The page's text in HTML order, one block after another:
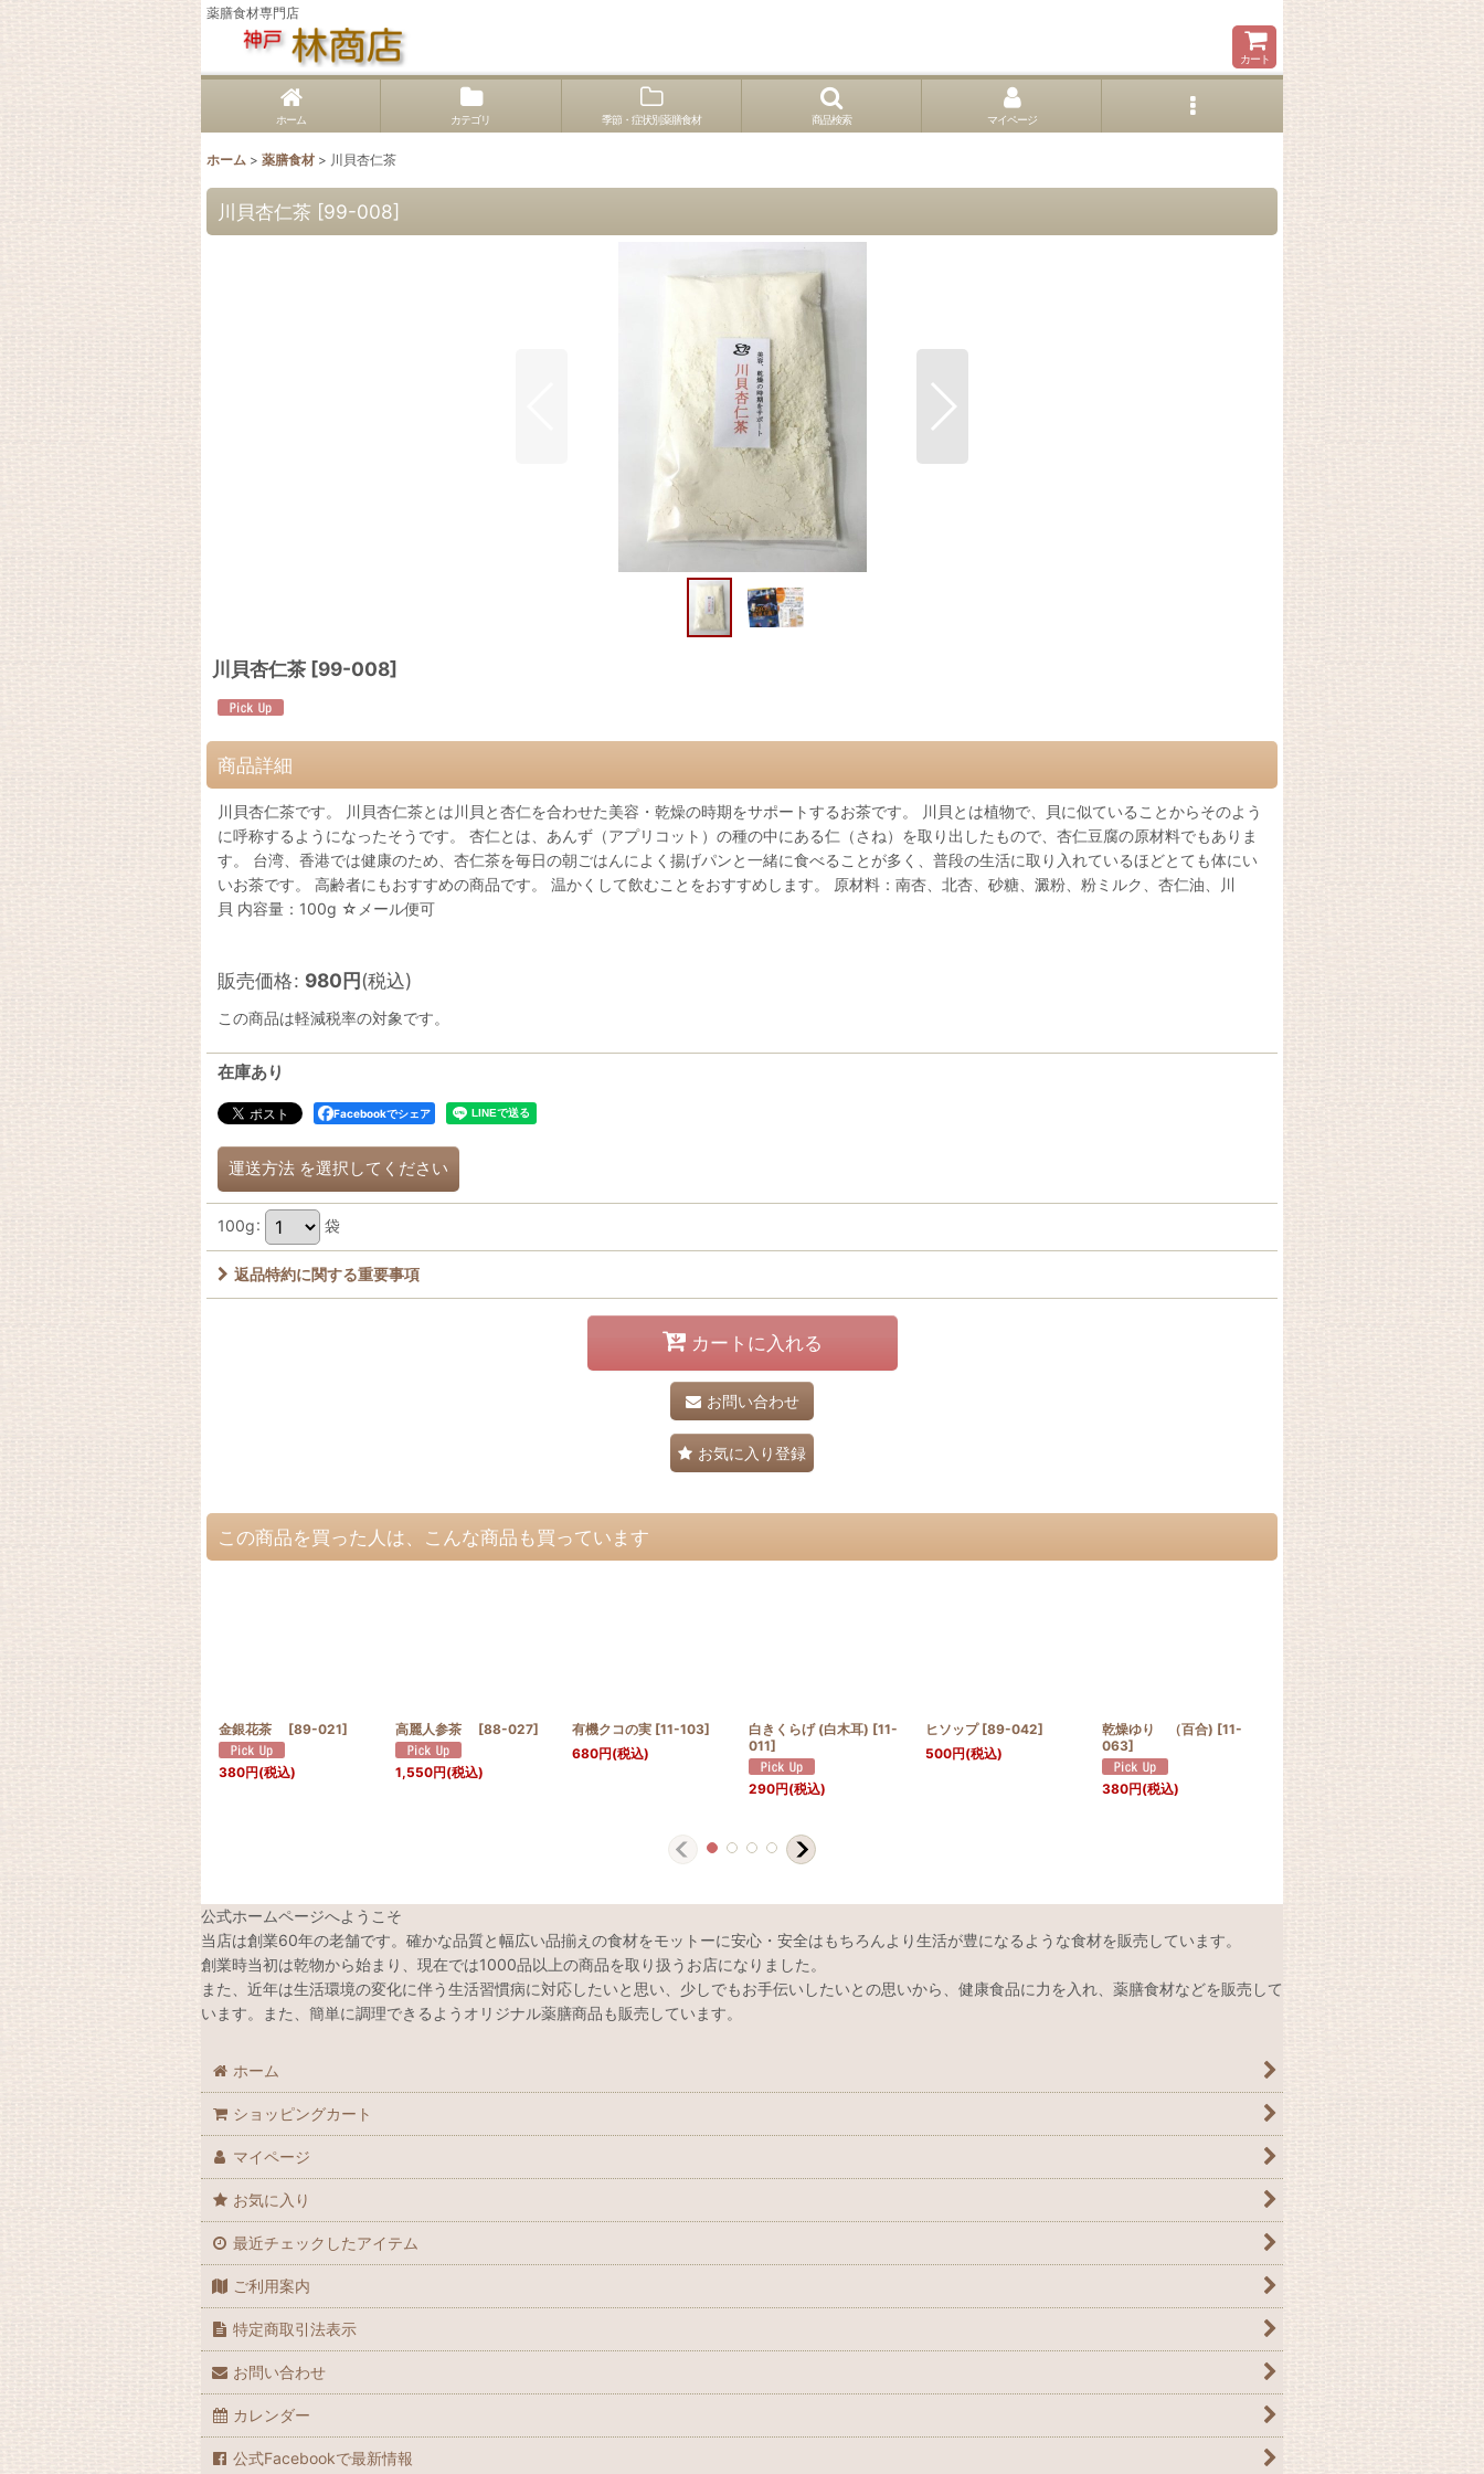
薬膳食材専門店
カート
ホーム カテゴリ 季節・症状別薬膳食材 商品検索 マイページ
ホーム > 薬膳食材 > 川貝杏仁茶
川貝杏仁茶 [99-008]
川貝杏仁茶 [99-008]
商品詳細
川貝杏仁茶です。 川貝杏仁茶とは川貝と杏仁を合わせた美容・乾燥の時期をサポートするお茶です。 川貝とは植物で、貝に似ていることからそのよう
に呼称するようになったそうです。 杏仁とは、あんず（アプリコット）の種の中にある仁（さね）を取り出したもので、杏仁豆腐の原材料でもありま
す。 台湾、香港では健康のため、杏仁茶を毎日の朝ごはんによく揚げパンと一緒に食べることが多く、普段の生活に取り入れているほどとても体にい
いお茶です。 高齢者にもおすすめの商品です。 温かくして飲むことをおすすめします。 原材料：南杏、北杏、砂糖、澱粉、粉ミルク、杏仁油、川
貝 内容量：100g ☆メール便可
販売価格: 980円(税込)
この商品は軽減税率の対象です。
在庫あり
Facebookでシェア
運送方法 を選択してください
100g: 袋
返品特約に関する重要事項
カートに入れる
お問い合わせ
お気に入り登録
この商品を買った人は、こんな商品も買っています
金銀花茶 [89-021]
380円(税込)
高麗人参茶 [88-027]
1,550円(税込)
有機クコの実 [11-103]
680円(税込)
白きくらげ (白木耳) [11-
011]
290円(税込)
ヒソップ [89-042]
500円(税込)
乾燥ゆり （百合) [11-
063]
380円(税込)
公式ホームページへようこそ
当店は創業60年の老舗です。確かな品質と幅広い品揃えの食材をモットーに安心・安全はもちろんより生活が豊になるような食材を販売しています。
創業時当初は乾物から始まり、現在では1000品以上の商品を取り扱うお店になりました。
また、近年は生活環境の変化に伴う生活習慣病に対応したいと思い、少しでもお手伝いしたいとの思いから、健康食品に力を入れ、薬膳食材などを販売して
います。また、簡単に調理できるようオリジナル薬膳商品も販売しています。
ホーム
ショッピングカート
マイページ
お気に入り
最近チェックしたアイテム
ご利用案内
特定商取引法表示
お問い合わせ
カレンダー
公式Facebookで最新情報